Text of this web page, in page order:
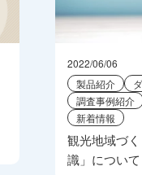
2022/06/06
製品紹介
調査事例紹介
新着情報
観光地域づ
識」について